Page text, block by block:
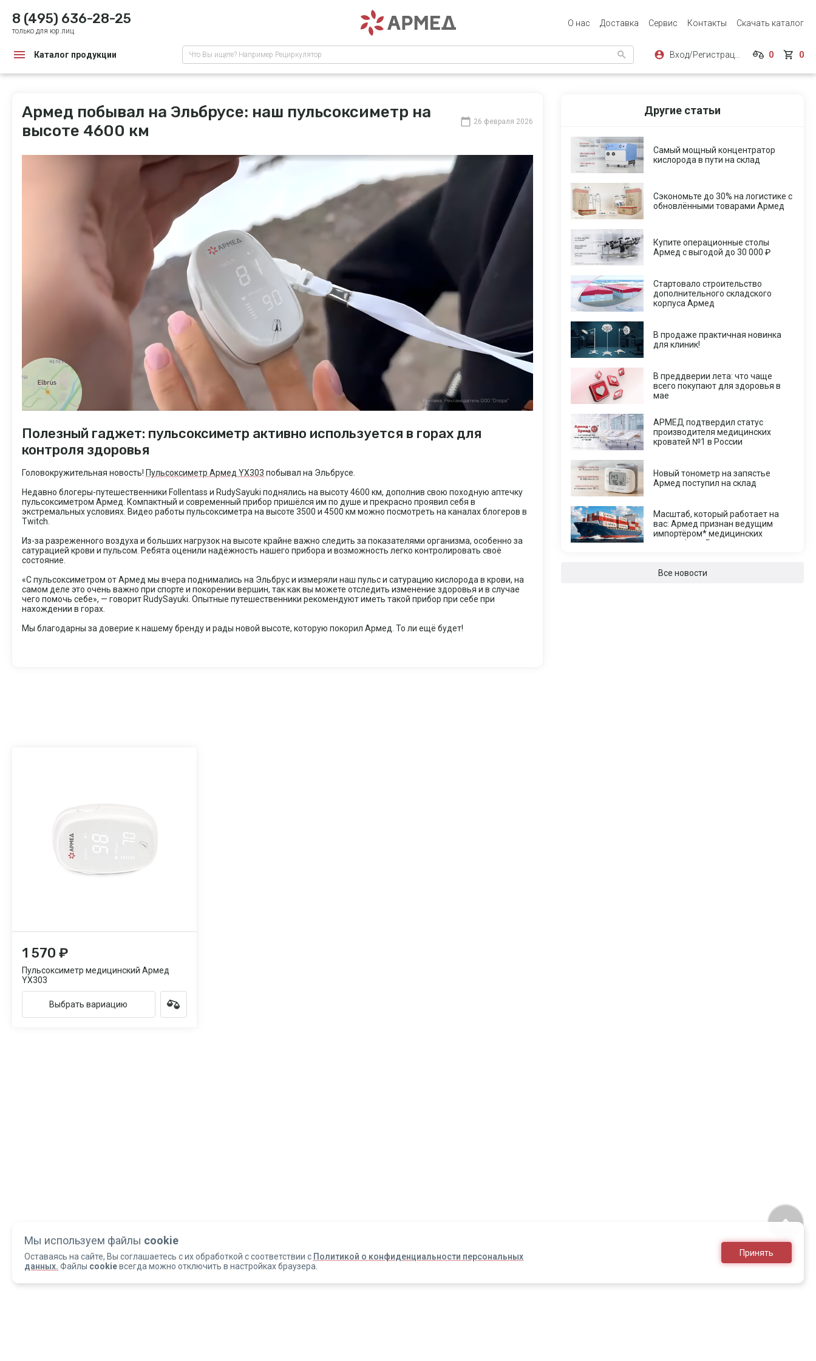
8 (495) 636-28-25
только для юр.лиц
О нас Доставка Сервис Контакты Скачать каталог
Каталог продукции Что Вы ищете? Например Рециркулятор 0 0
Армед побывал на Эльбрусе: наш пульсоксиметр на
высоте 4600 км
26 февраля 2026
Полезный гаджет: пульсоксиметр активно используется в горах для
контроля здоровья
Головокружительная новость! Пульсоксиметр Армед YX303 побывал на Эльбрусе.
Недавно блогеры-путешественники Follentass и RudySayuki поднялись на высоту 4600 км, дополнив свою походную аптечку
пульсоксиметром Армед. Компактный и современный прибор пришёлся им по душе и прекрасно проявил себя в
экстремальных условиях. Видео работы пульсоксиметра на высоте 3500 и 4500 км можно посмотреть на каналах блогеров в
Twitch.
Из-за разреженного воздуха и больших нагрузок на высоте крайне важно следить за показателями организма, особенно за
сатурацией крови и пульсом. Ребята оценили надёжность нашего прибора и возможность легко контролировать своё
состояние.
«С пульсоксиметром от Армед мы вчера поднимались на Эльбрус и измеряли наш пульс и сатурацию кислорода в крови, на
самом деле это очень важно при спорте и покорении вершин, так как вы можете отследить изменение здоровья и в случае
чего помочь себе», — говорит RudySayuki. Опытные путешественники рекомендуют иметь такой прибор при себе при
нахождении в горах.
Мы благодарны за доверие к нашему бренду и рады новой высоте, которую покорил Армед. То ли ещё будет!
Другие статьи
Самый мощный концентратор
кислорода в пути на склад
Сэкономьте до 30% на логистике с
обновлёнными товарами Армед
Купите операционные столы
Армед с выгодой до 30 000 ₽
Стартовало строительство
дополнительного складского
корпуса Армед
В продаже практичная новинка
для клиник!
В преддверии лета: что чаще
всего покупают для здоровья в
мае
АРМЕД подтвердил статус
производителя медицинских
кроватей №1 в России
Новый тонометр на запястье
Армед поступил на склад
Масштаб, который работает на
вас: Армед признан ведущим
импортёром* медицинских
центрифуг в России
Все новости
1 570 ₽
Пульсоксиметр медицинский Армед
YX303
Выбрать вариацию
Мы используем файлы cookie
Оставаясь на сайте, Вы соглашаетесь с их обработкой с соответствии с Политикой о конфиденциальности персональных
данных. Файлы cookieвсегда можно отключить в настройках браузера.
Принять